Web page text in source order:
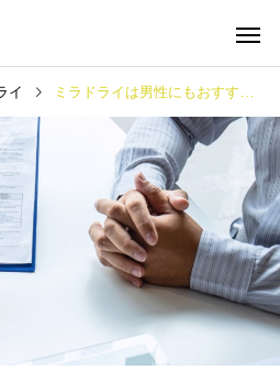
子どもミラ
イ ミラドライは男性にもおすすめ？その理由や施術の注意点を解説！